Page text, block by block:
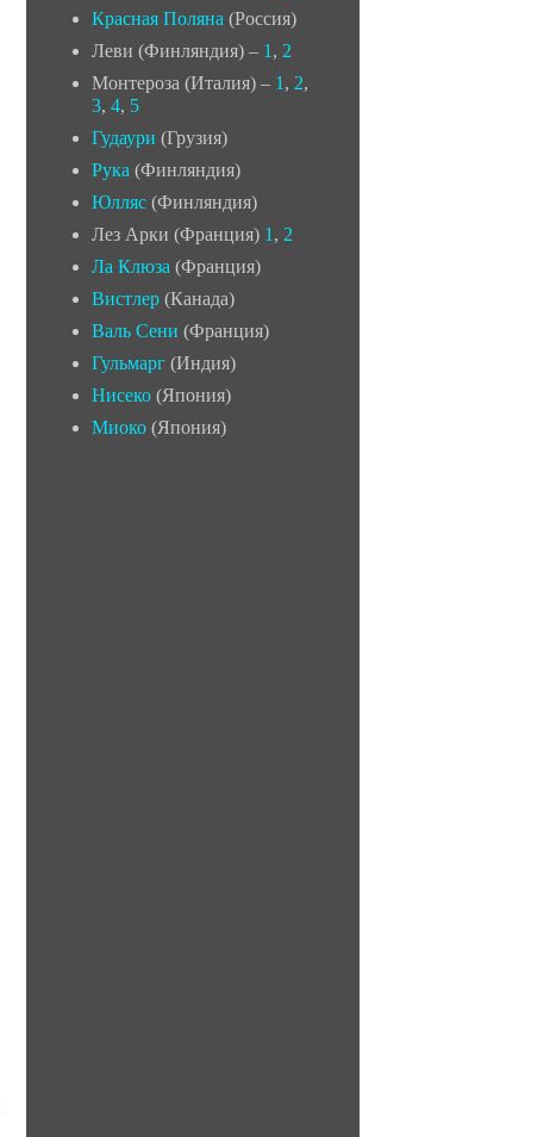
Красная Поляна (Россия)
Леви (Финляндия) – 1 , 2
Монтероза (Италия) – 1 , 2,
3, 4, 5
Гудаури (Грузия)
Рука (Финляндия)
Юлляс (Финляндия)
Лез Арки (Франция) 1 , 2
Ла Клюза (Франция)
Вистлер (Канада)
Валь Сени (Франция)
Гульмарг (Индия)
Нисеко (Япония)
Миоко (Япония)